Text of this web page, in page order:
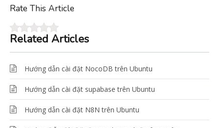
Rate This Article
Related Articles
Hướng dẫn cài đặt NocoDB trên Ubuntu
Hướng dẫn cài đặt supabase trên Ubuntu
Hướng dẫn cài đặt N8N trên Ubuntu